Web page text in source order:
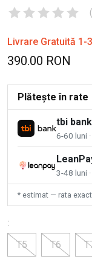
(
Livrare Gratuită
390.00 RON
Plătește în rate
tbi bank
6-60 luni
3-48 luni
* estimat — rata
:
T5
T6